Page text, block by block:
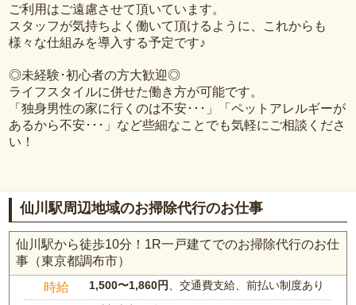
ご利用はご遠慮させて頂いています。
スタッフが気持ちよく働いて頂けるように、これからも
様々な仕組みを導入する予定です♪
◎未経験･初心者の方大歓迎◎
ライフスタイルに併せた働き方が可能です。
「独身男性の家に行くのは不安･･･」「ペットアレルギーが
あるから不安･･･」など些細なことでも気軽にご相談くださ
い！
仙川駅周辺地域のお掃除代行のお仕事
仙川駅から徒歩10分！1R一戸建てでのお掃除代行のお仕
事（東京都調布市）
時給 1,500〜1,860円、交通費支給、前払い制度あり